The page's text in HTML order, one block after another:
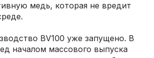
медь, которая не вредит
BV100 уже запущено. В
началом массового выпуска